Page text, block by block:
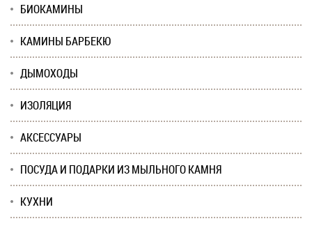
БИОКАМИНЫ
КАМИНЫ БАРБЕКЮ
ДЫМОХОДЫ
ИЗОЛЯЦИЯ
АКСЕССУАРЫ
ПОСУДА И ПОДАРКИ ИЗ МЫЛЬНОГО КАМНЯ
КУХНИ